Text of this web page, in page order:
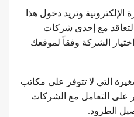
وتريد دخول هذا
مع إحدى شركات
الشركة وفقاً لموقعك
التي لا تتوفر على مكاتب
التعامل مع الشركات
الطرود.